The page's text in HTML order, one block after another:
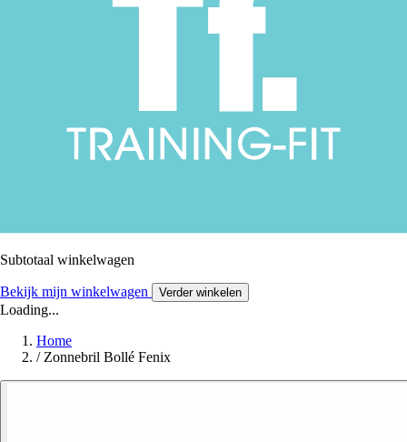
Subtotaal winkelwagen
Bekijk mijn winkelwagen Verder winkelen
Loading...
Home
/ Zonnebril Bollé Fenix